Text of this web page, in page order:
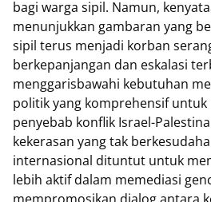
bagi warga sipil. Namun,
menunjukkan gambaran yang
sipil terus menjadi korban
berkepanjangan dan eskalasi
menggarisbawahi kebutuhan
politik yang komprehensif untuk
penyebab konflik Israel-
kekerasan yang tak
internasional dituntut untuk
lebih aktif dalam memediasi